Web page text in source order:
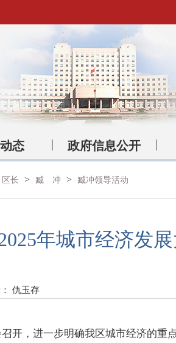
态 政府信息公开
区长 > 臧 冲 > 臧冲领导活动
年城市经济发
仇玉存
开，进一步明确我区城市经济的重